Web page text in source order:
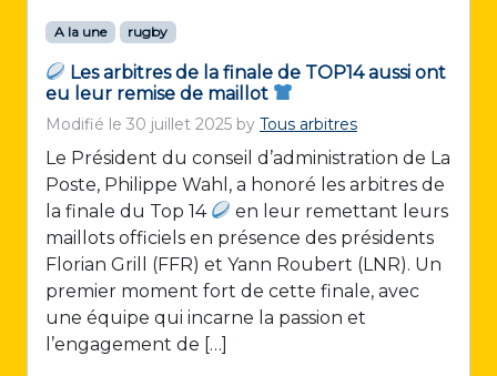
A la une rugby
Les arbitres de la finale de TOP14 aussi ont
eu leur remise de maillot
Modifié le 30 juillet 2025 by Tous arbitres
Le Président du conseil d’administration de La
Poste, Philippe Wahl, a honoré les arbitres de
la finale du Top 14
en leur remettant leurs
maillots officiels en présence des présidents
Florian Grill (FFR) et Yann Roubert (LNR). Un
premier moment fort de cette finale, avec
une équipe qui incarne la passion et
l’engagement de […]